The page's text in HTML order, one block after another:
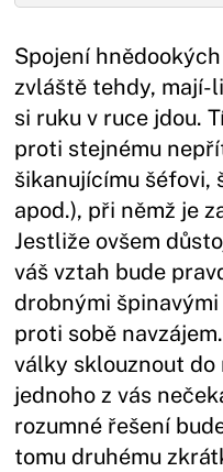
Spojení
zvláště tehdy, mají-
si ruku v ruce jdou.
proti stejnému
šikanujícímu šéfovi,
apod.), při němž je
Jestliže ovšem
váš vztah bude
drobnými
proti sobě
války sklouznout do
jednoho z vás
rozumné řešení
tomu druhému